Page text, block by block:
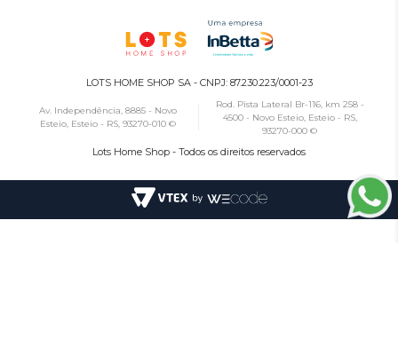
LOTS HOME SHOP SA - CNPJ: 87.230.223/0001-23
Av. Independência, 8885 - Novo
Esteio, Esteio - RS, 93270-010 ©
Rod. Pista Lateral Br-116, km 258 -
4500 - Novo Esteio, Esteio - RS,
93270-000 ©
Lots Home Shop - Todos os direitos reservados